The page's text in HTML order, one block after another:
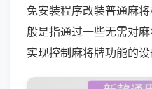
免安装程序改装普通麻
般是指通过一些无需对
实现控制麻将牌功能的设